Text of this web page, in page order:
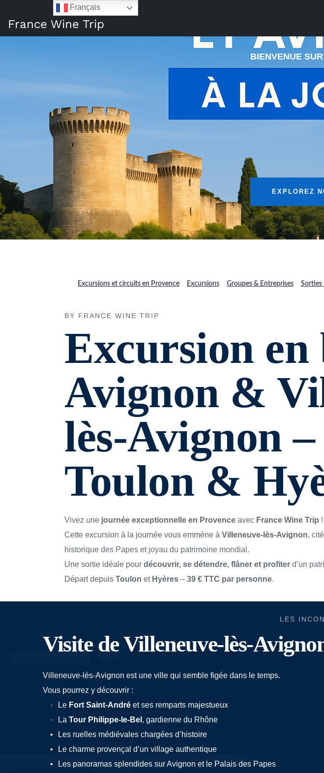
France Wine Trip
BIENVENUE
EXPLOREZ
Excursions et circuits en Provence Excursions Groupes & Entreprises Sorties
BY FRANCE WINE TRIP
Excursion en
Avignon &
lès-Avignon
Toulon &
Vivez une journée exceptionnelle en Provence avec France Wine Trip !
Cette excursion à la journée vous emmène à Villeneuve-lès-Avignon,
historique des Papes et joyau du patrimoine mondial.
Une sortie idéale pour découvrir, se détendre, flâner et profiter d’un
Départ depuis Toulon et Hyères – 39 € TTC par personne.
LES
Visite de Villeneuve-lès-
Villeneuve-lès-Avignon est une ville qui semble figée dans le temps.
Vous pourrez y découvrir :
Le Fort Saint-André et ses remparts majestueux
La Tour Philippe-le-Bel , gardienne du Rhône
Les ruelles médiévales chargées d’histoire
Le charme provençal d’un village authentique
Les panoramas splendides sur Avignon et le Palais des Papes
Français